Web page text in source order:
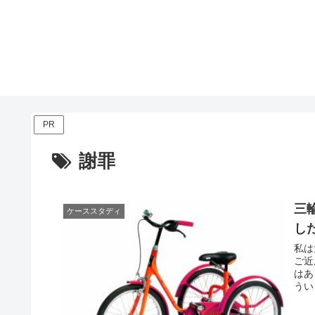
PR
謝罪
ケーススタディ
三
し
私
ご
は
う